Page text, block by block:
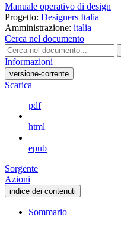
Manuale operativo di design
Progetto: Designers Italia
Amministrazione: italia
Cerca nel documento
Informazioni
versione-corrente
Scarica
pdf
html
epub
Sorgente
Azioni
indice dei contenuti
Sommario